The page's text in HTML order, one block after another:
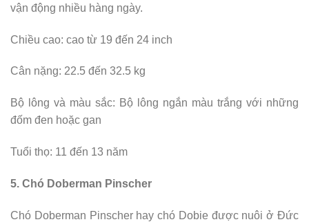
vận động nhiều hàng ngày.
Chiều cao: cao từ 19 đến 24 inch
Cân nặng: 22.5 đến 32.5 kg
Bộ lông và màu sắc: Bộ lông ngắn màu trắng với những
đốm đen hoặc gan
Tuổi thọ: 11 đến 13 năm
5. Chó Doberman Pinscher
Chó Doberman Pinscher hay chó Dobie được nuôi ở Đức